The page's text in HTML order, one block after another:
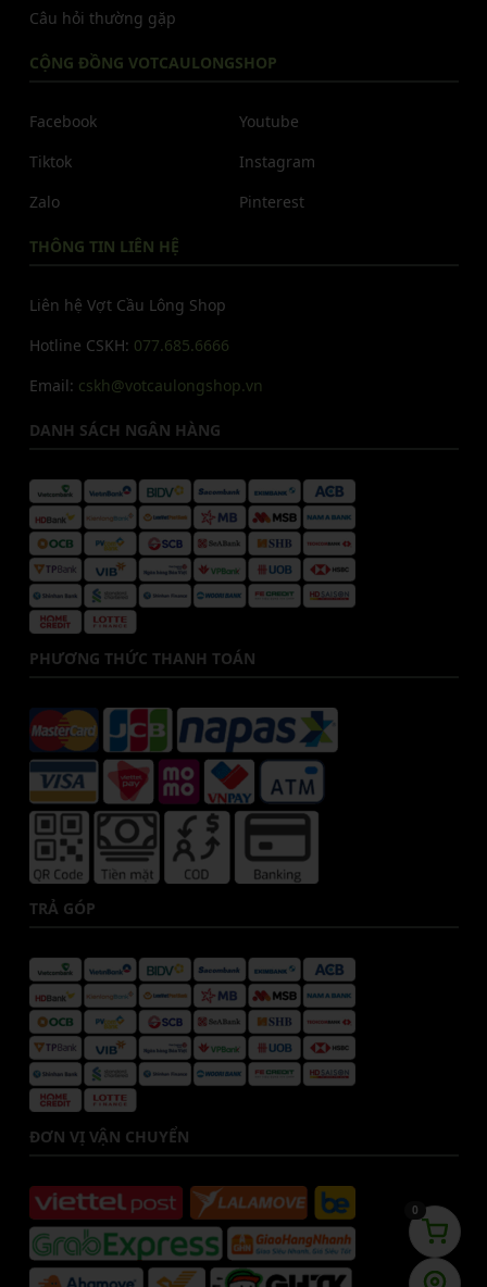
Câu hỏi thường gặp
CỘNG ĐỒNG VOTCAULONGSHOP
Facebook
Tiktok
Zalo
Youtube
Instagram
Pinterest
THÔNG TIN LIÊN HỆ
Liên hệ Vợt Cầu Lông Shop
Hotline CSKH: 077.685.6666
Email: cskh@votcaulongshop.vn
DANH SÁCH NGÂN HÀNG
PHƯƠNG THỨC THANH TOÁN
TRẢ GÓP
ĐƠN VỊ VẬN CHUYỂN
0